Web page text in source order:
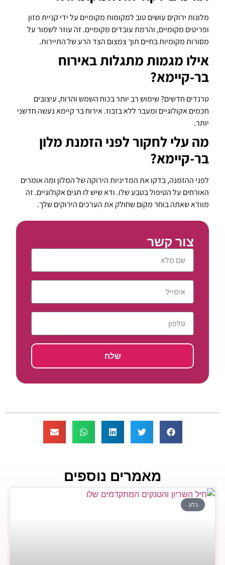
צור קשר
שלח
מלונות ירוקים עושים טוב למקומות מקומיים על ידי קניית מזון
ופריטים מקומיים, והרמת עובדים מקומיים. זה עוזר לשמור על
מסורות מקומיות בחיים תוך צמצום הצד הרע של התיירות.
אילו מגמות מתגלות באירוח
בר-קיימא?
טרנדים חדשים? שימוש רב יותר בכוח השמש והרוח, עיצובים
חכמים אקולוגיים ומעבר ללא בזבוז. אירוח בר קיימא נעשה חדשני
יותר.
מה עלי לחקור לפני הזמנת מלון
בר-קיימא?
לפני ההזמנה, בדקו את המדיניות הירוקה של המלון ומה אומרים
האורחים על הטיפול בטבע שלו. ודא שיש לו תגים אקולוגיים. זה
מוודא שאתה בוחר מקום שחולק את הערכים הירוקים שלך.
מאמרים נוספים
בלוג